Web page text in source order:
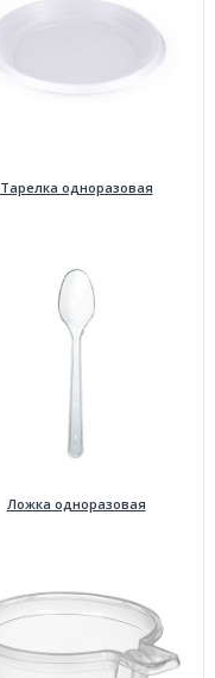
Тарелка одноразовая
Ложка одноразовая